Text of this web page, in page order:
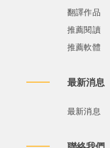
翻譯作品
推薦閱讀
推薦軟體
最新消息
最新消息